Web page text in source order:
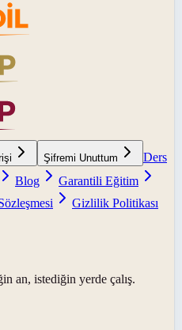
Şifremi Unuttum
Ders
Blog
Garantili Eğitim
Gizlilik Politikası
an, istediğin yerde çalış.